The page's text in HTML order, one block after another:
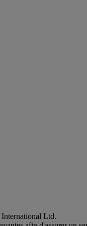
Ltd.